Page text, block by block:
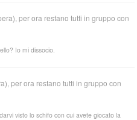
per ora restano tutti in gruppo con
Io mi dissocio.
per ora restano tutti in gruppo con
visto lo schifo con cui avete giocato la